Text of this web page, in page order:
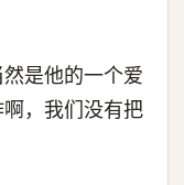
是他的一个爱
，我们没有把